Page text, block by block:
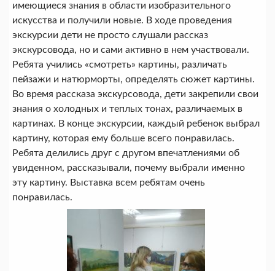
имеющиеся знания в области изобразительного
искусства и получили новые. В ходе проведения
экскурсии дети не просто слушали рассказ
экскурсовода, но и сами активно в нем участвовали.
Ребята учились «смотреть» картины, различать
пейзажи и натюрморты, определять сюжет картины.
Во время рассказа экскурсовода, дети закрепили свои
знания о холодных и теплых тонах, различаемых в
картинах. В конце экскурсии, каждый ребенок выбрал
картину, которая ему больше всего понравилась.
Ребята делились друг с другом впечатлениями об
увиденном, рассказывали, почему выбрали именно
эту картину. Выставка всем ребятам очень
понравилась.